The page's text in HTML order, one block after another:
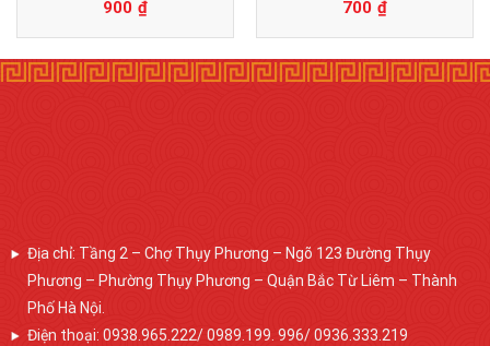
Được xếp
sao
900 ₫
Được xếp
sao
700 ₫
Địa chỉ: Tầng 2 – Chợ Thụy Phương – Ngõ 123 Đường Thụy
Phương – Phường Thụy Phương – Quận Bắc Từ Liêm – Thành
Phố Hà Nội.
Điện thoại: 0938.965.222/ 0989.199. 996/ 0936.333.219